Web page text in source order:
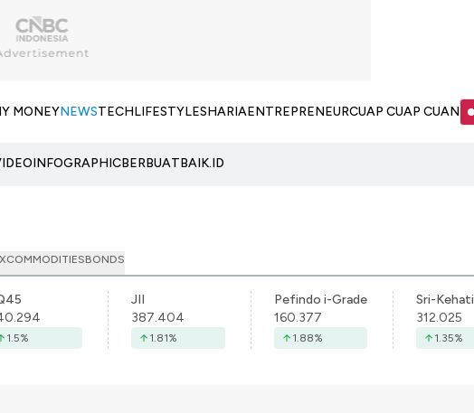
MONEYNEWSTECHLIFESTYLESHARIAENTREPRENEURCUAP CUAP CUAN
INFOGRAPHICBERBUATBAIK.ID
COMMODITIESBONDS
1.5%
JII
387.404
1.81%
Pefindo i-Grade
160.377
1.88%
Sri-Kehati
312.025
1.35%